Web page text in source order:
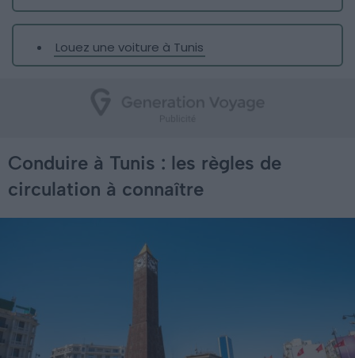
Louez une voiture à Tunis
Conduire à Tunis : les règles de
circulation à connaître